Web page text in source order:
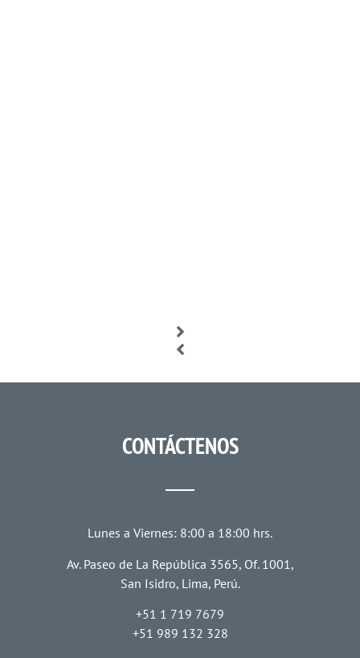
CONTÁCTENOS
Lunes a Viernes: 8:00 a 18:00 hrs.
Av. Paseo de La República 3565, Of. 1001,
San Isidro, Lima, Perú.
+51 1 719 7679
+51 989 132 328